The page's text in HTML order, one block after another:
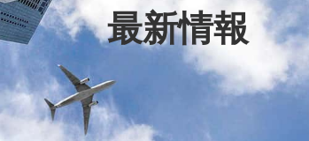
最新情報